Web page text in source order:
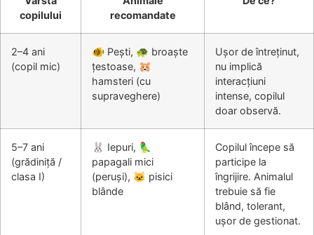
copilului
recomandate
2–4 ani
(copil mic)
🐠 Pești, 🐢 broaște
țestoase, 🐹
hamsteri (cu
supraveghere)
Ușor de întreținut,
nu implică
interacțiuni
intense, copilul
doar observă.
5–7 ani
(grădiniță /
clasa I)
🐰 Iepuri, 🦜
papagali mici
(peruși), 🐱 pisici
blânde
Copilul începe să
participe la
îngrijire. Animalul
trebuie să fie
blând, tolerant,
ușor de gestionat.